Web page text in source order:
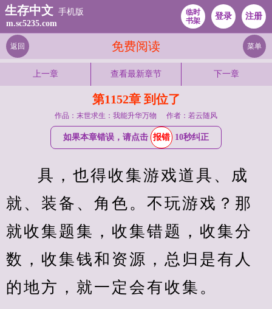
生存中文 手机版
m.sc5235.com
临时
书架
登录 注册
免费阅读
返回 菜单
上一章 查看最新章节 下一章
第1152章 到位了
作品：末世求生：我能升华万物 作者：若云随风
如果本章错误，请点击 报错 10秒纠正
具，也得收集游戏道具、成
就、装备、角色。不玩游戏？那
就收集题集，收集错题，收集分
数，收集钱和资源，总归是有人
的地方，就一定会有收集。